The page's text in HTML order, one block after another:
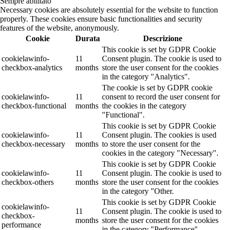
Necessary cookies are absolutely essential for the website to function
properly. These cookies ensure basic functionalities and security
features of the website, anonymously.
Cookie
Durata Descrizione
cookielawinfo-
checkbox-analytics
11
months
This cookie is set by GDPR Cookie
Consent plugin. The cookie is used to
store the user consent for the cookies
in the category "Analytics".
cookielawinfo-
checkbox-functional
11
months
The cookie is set by GDPR cookie
consent to record the user consent for
the cookies in the category
"Functional".
cookielawinfo-
checkbox-necessary
11
months
This cookie is set by GDPR Cookie
Consent plugin. The cookies is used
to store the user consent for the
cookies in the category "Necessary".
cookielawinfo-
checkbox-others
11
months
This cookie is set by GDPR Cookie
Consent plugin. The cookie is used to
store the user consent for the cookies
in the category "Other.
cookielawinfo-
checkbox-
performance
11
months
This cookie is set by GDPR Cookie
Consent plugin. The cookie is used to
store the user consent for the cookies